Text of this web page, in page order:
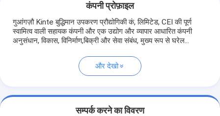
कंपनी प्रोफ़ाइल
गुआंगज़ौ Kinte बुद्धिमान उपकरण प्रौद्योगिकी कं, लिमिटेड, CEI की पूर्ण
स्वामित्व वाली सहायक कंपनी और एक उद्योग और व्यापार आधारित कंपनी
अनुसंधान, विकास, विनिर्माण,बिक्री और सेवा संबंध, मुख्य रूप से घरेल...
और देखो
सम्पर्क करने का विवरण